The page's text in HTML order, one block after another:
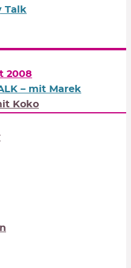
Talk
2008
– mit Marek
Koko